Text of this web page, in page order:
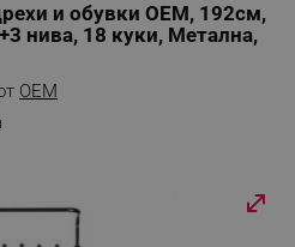
и обувки ОЕМ, 192см,
нива, 18 куки, Метална,
OEM